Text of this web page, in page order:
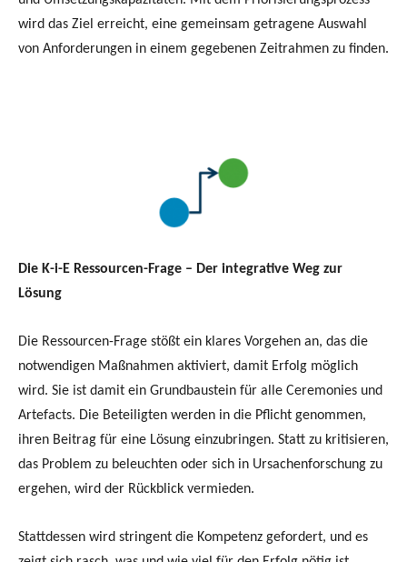
wird das Ziel erreicht, eine gemeinsam getragene Auswahl
von Anforderungen in einem gegebenen Zeitrahmen zu finden.
Die K-i-E Ressourcen-Frage – Der integrative Weg zur
Lösung
Die Ressourcen-Frage stößt ein klares Vorgehen an, das die
notwendigen Maßnahmen aktiviert, damit Erfolg möglich
wird. Sie ist damit ein Grundbaustein für alle Ceremonies und
Artefacts. Die Beteiligten werden in die Pflicht genommen,
ihren Beitrag für eine Lösung einzubringen. Statt zu kritisieren,
das Problem zu beleuchten oder sich in Ursachenforschung zu
ergehen, wird der Rückblick vermieden.
Stattdessen wird stringent die Kompetenz gefordert, und es